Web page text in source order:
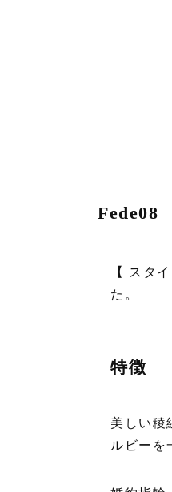
Fede08
【 スタ
た。
特徴
美しい稜
ルビーを